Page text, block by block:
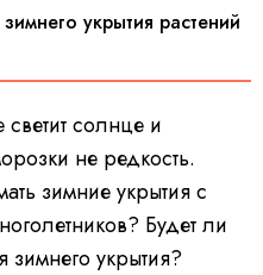
укрытия растений
солнце и
не редкость.
зимние укрытия с
Будет ли
зимнего укрытия?